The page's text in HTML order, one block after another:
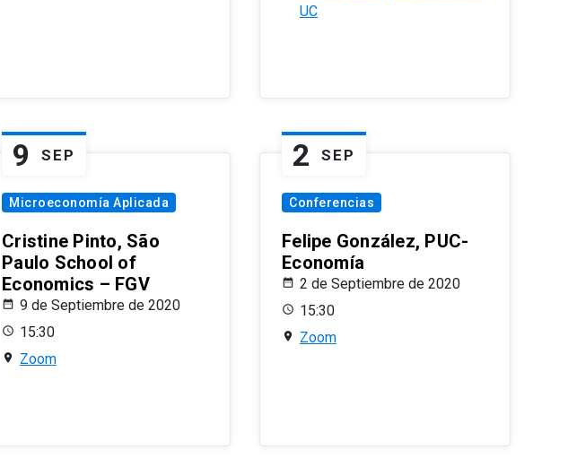
UC
9 SEP
Microeconomía Aplicada
Cristine Pinto, São
Paulo School of
Economics – FGV
9 de Septiembre de 2020
15:30
Zoom
2 SEP
Conferencias
Felipe González, PUC-
Economía
2 de Septiembre de 2020
15:30
Zoom